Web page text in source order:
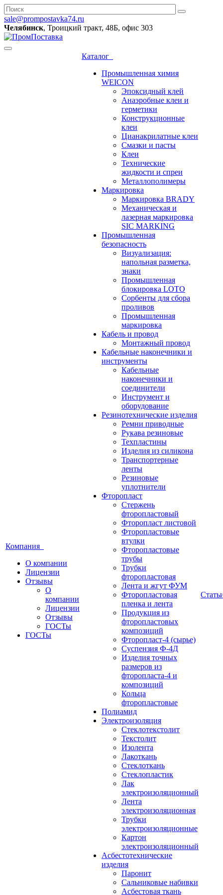
sale@prompostavka74.ru
Челябинск, Троицкий тракт, 48Б, офис 303
Компания
О компании
Лицензии
Отзывы
О
компании
Лицензии
Отзывы
ГОСТы
ГОСТы
Каталог
Промышленная химия
WEICON
Эпоксидный клей
Анаэробные клеи и
герметики
Конструкционные
клеи
Цианакрилатные клеи
Смазки и пасты
Клеи
Технические
жидкости и спреи
Металлополимеры
Маркировка
Маркировка BRADY
Механическая и
лазерная маркировка
SIC MARKING
Промышленная
безопасность
Визуализация:
напольная разметка,
знаки
Промышленная
блокировка LOTO
Сорбенты для сбора
проливов
Промышленная
маркировка
Кабель и провод
Монтажный провод
Кабельные наконечники и
инструменты
Кабельные
наконечники и
соединители
Инструмент и
оборудование
Резинотехнические изделия
Ремни приводные
Рукава резиновые
Техпластины
Изделия из силикона
Транспортерные
ленты
Резиновые
уплотнители
Фторопласт
Стержень
фторопластовый
Фторопласт листовой
Фторопластовые
втулки
Фторопластовые
трубы
Трубки
фторопластовая
Лента и жгут ФУМ
Фторопластовая
пленка и лента
Продукция из
фторопластовых
композиций
Фторопласт-4 (сырье)
Суспензия Ф-4Д
Изделия точных
размеров из
фторопласта-4 и
композиций
Кольца
фторопластовые
Полиамид
Электроизоляция
Стеклотекстолит
Текстолит
Изолента
Лакоткань
Стеклоткань
Стеклопластик
Лак
электроизоляционный
Лента
электроизоляционная
Трубки
электроизоляционные
Картон
электроизоляционный
Асбестотехнические
изделия
Паронит
Сальниковые набивки
Асбестовая ткань